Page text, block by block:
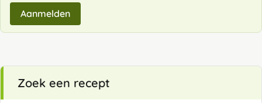
Aanmelden
Zoek een recept